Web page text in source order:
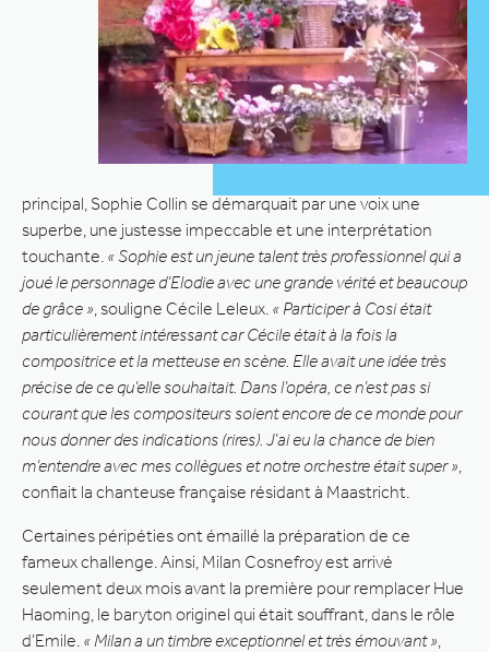
principal, Sophie Collin se démarquait par une voix une
superbe, une justesse impeccable et une interprétation
touchante. « Sophie est un jeune talent très professionnel qui a
joué le personnage d’Elodie avec une grande vérité et beaucoup
de grâce » , souligne Cécile Leleux. « Participer à Cosi était
particulièrement intéressant car Cécile était à la fois la
compositrice et la metteuse en scène. Elle avait une idée très
précise de ce qu’elle souhaitait. Dans l’opéra, ce n’est pas si
courant que les compositeurs soient encore de ce monde pour
nous donner des indications (rires). J’ai eu la chance de bien
m’entendre avec mes collègues et notre orchestre était super »
confiait la chanteuse française résidant à Maastricht.
Certaines péripéties ont émaillé la préparation de ce
fameux challenge. Ainsi, Milan Cosnefroy est arrivé
seulement deux mois avant la première pour remplacer Hue
Haoming, le baryton originel qui était souffrant, dans le rôle
d’Emile. « Milan a un timbre exceptionnel et très émouvant »